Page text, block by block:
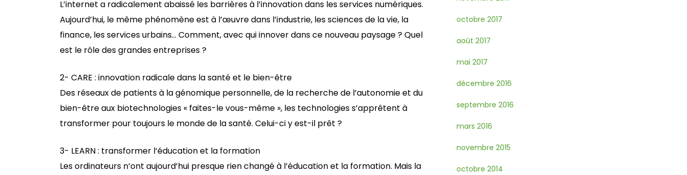
L’internet a radicalement abaissé les barrières à l’innovation dans les services numériques.
Aujourd’hui, le même phénomène est à l’œuvre dans l’industrie, les sciences de la vie, la
finance, les services urbains… Comment, avec qui innover dans ce nouveau paysage ? Quel
est le rôle des grandes entreprises ?
2- CARE : innovation radicale dans la santé et le bien-être
Des réseaux de patients à la génomique personnelle, de la recherche de l’autonomie et du
bien-être aux biotechnologies « faites-le vous-même », les technologies s’apprêtent à
transformer pour toujours le monde de la santé. Celui-ci y est-il prêt ?
3- LEARN : transformer l’éducation et la formation
Les ordinateurs n’ont aujourd’hui presque rien changé à l’éducation et la formation. Mais la
octobre 2017
août 2017
mai 2017
décembre 2016
septembre 2016
mars 2016
novembre 2015
octobre 2014